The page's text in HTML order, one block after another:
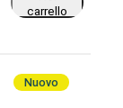
carrello
Nuovo